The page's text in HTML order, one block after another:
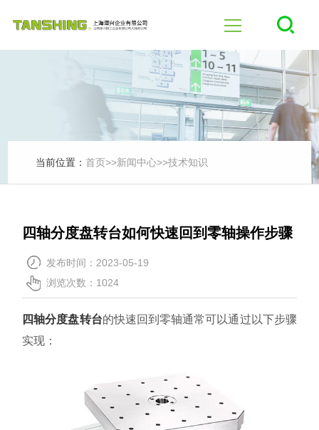
首页
四轴
五轴
关于我们
当前位置：首页>>新闻中心>>技术知识
四轴分度盘转台如何快速回到零轴操作步骤
发布时间：2023-05-19
浏览次数：1024
四轴分度盘转台的快速回到零轴通常可以通过以下步骤
实现：